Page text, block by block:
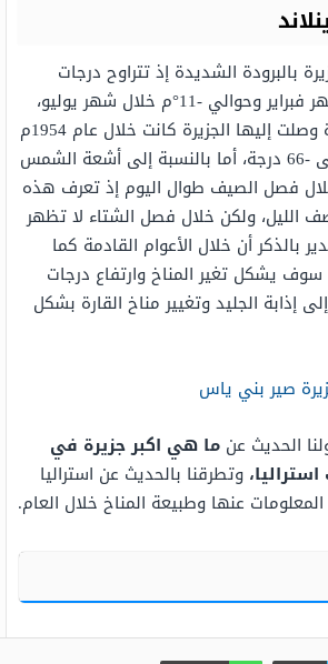
بالبرودة الشديدة إذ تتراوح درجات
الحرارة -47°م خلال شهر فبراير وحوالي -11°م خلال شهر يوليو،
ولعل أدنى درجة حرارة وصلت إليها الجزيرة كانت خلال عام 1954م
بحيث وصلت الحرارة إلى -66 درجة، أما بالنسبة إلى أشعة الشمس
فصل الصيف طوال اليوم إذ تعرف هذه
ولكن خلال فصل الشتاء لا تظهر
بالذكر أن خلال الأعوام القادمة كما
يشكل تغير المناخ وارتفاع درجات
إذابة الجليد وتغيير مناخ القارة بشكل
صير بني ياس
الحديث عن ما هي اكبر جزيرة في
وتطرقنا بالحديث عن استراليا
عنها وطبيعة المناخ خلال العام.